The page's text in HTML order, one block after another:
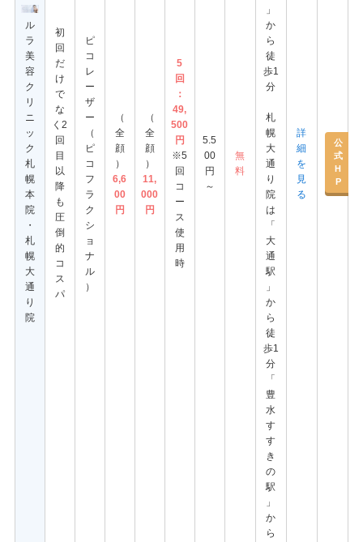
ル
ラ
美
容
ク
リ
ニ
ッ
ク
札
幌
本
院
・
札
幌
大
通
り
院
初
回
だ
け
で
な
く2
回
目
以
降
も
圧
倒
的
コ
ス
パ
ピ
コ
レ
ー
ザ
ー
（
ピ
コ
フ
ラ
ク
シ
ョ
ナ
ル
）
（
全
顔
）
6,6
00
円
（
全
顔
）
11,
000
円
5
回
：
49,
500
円
※5
回
コ
ー
ス
使
用
時
5.5
00
円
～
無
料
」
か
ら
徒
歩1
分
札
幌
大
通
り
院
は
「
大
通
駅
」
か
ら
徒
歩1
分
「
豊
水
す
す
き
の
駅
」
か
ら
詳
細
を
見
る
公
式
H
P